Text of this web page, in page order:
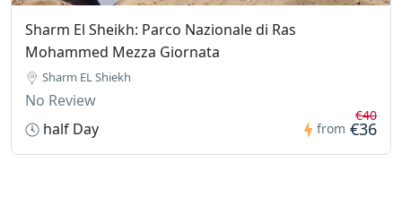
Sharm El Sheikh: Parco Nazionale di Ras
Mohammed Mezza Giornata
Sharm EL Shiekh
No Review
half Day
from
€40
€36